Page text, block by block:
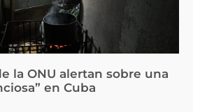
la ONU alertan sobre una
en Cuba